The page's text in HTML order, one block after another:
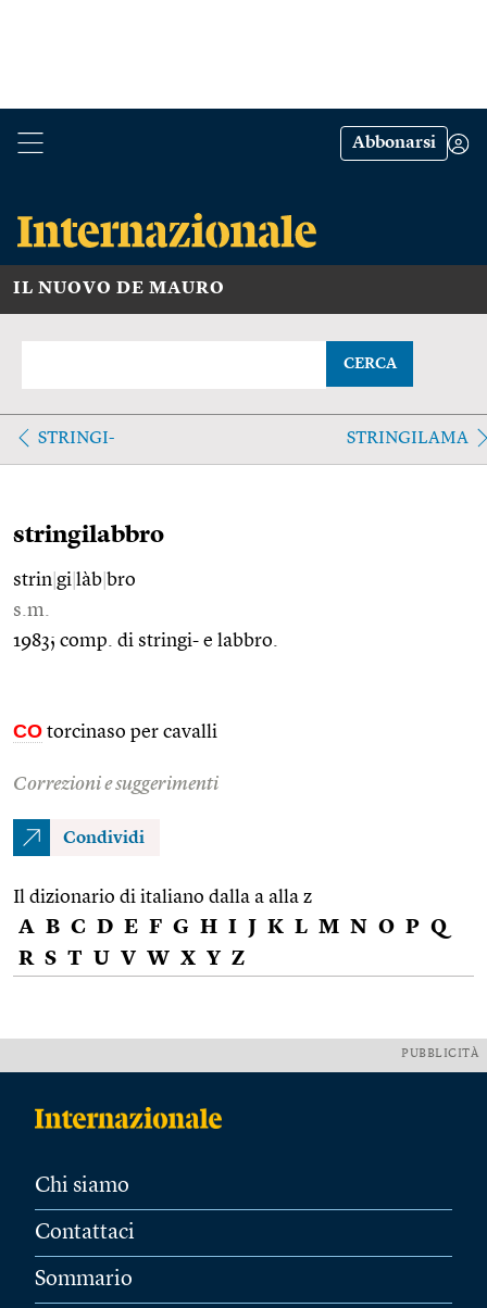
Abbonarsi
IL NUOVO DE MAURO
CERCA
STRINGI- STRINGILAMA
stringilabbro
strin gi làb bro
s.m.
1983; comp. di stringi- e labbro.
CO torcinaso per cavalli
Correzioni e suggerimenti
Condividi
Il dizionario di italiano dalla a alla z
A B C D E F G H I J K L M N O P Q
R S T U V W X Y Z
PUBBLICITÀ
Chi siamo
Contattaci
Sommario